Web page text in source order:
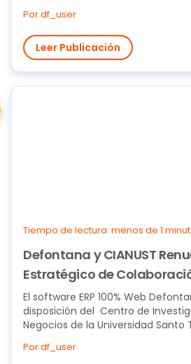
Por df_user
Leer Publicación
Tiempo de lectura: menos de 1
Defontana y CIANUST
Estratégico de
El software ERP 100% Web
disposición del Centro de
Negocios de la Universidad Santo
Por df_user